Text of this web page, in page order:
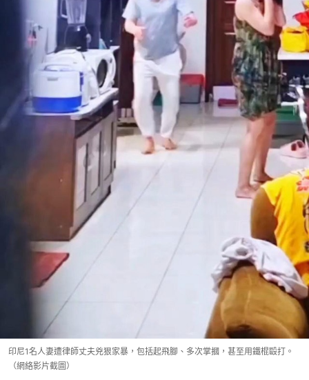
印尼1名人妻遭律師丈夫兇狠家暴，包括起飛腳、多次掌摑，甚至用鐵棍毆打。
（網絡影片截圖）